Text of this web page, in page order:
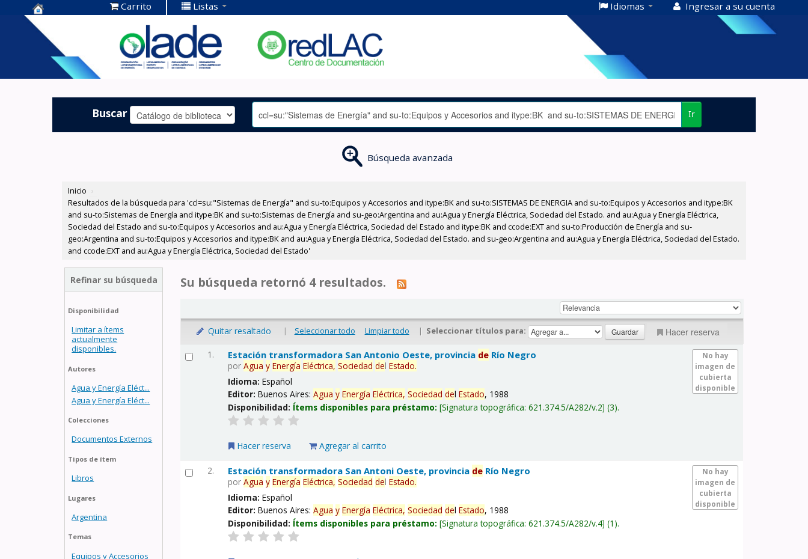
Centro de
Documentación
OLADE -
Carrito Listas Idiomas Ingresar a su cuenta
Buscar Ir
Búsqueda avanzada
Inicio ›
Resultados de la búsqueda para 'ccl=su:"Sistemas de Energía" and su-to:Equipos y Accesorios and itype:BK and su-to:SISTEMAS DE ENERGIA and su-to:Equipos y Accesorios and itype:BK
and su-to:Sistemas de Energía and itype:BK and su-to:Sistemas de Energía and su-geo:Argentina and au:Agua y Energía Eléctrica, Sociedad del Estado. and au:Agua y Energía Eléctrica,
Sociedad del Estado and su-to:Equipos y Accesorios and au:Agua y Energía Eléctrica, Sociedad del Estado and itype:BK and ccode:EXT and su-to:Producción de Energía and su-
geo:Argentina and su-to:Equipos y Accesorios and itype:BK and au:Agua y Energía Eléctrica, Sociedad del Estado. and su-geo:Argentina and au:Agua y Energía Eléctrica, Sociedad del Estado.
and ccode:EXT and au:Agua y Energía Eléctrica, Sociedad del Estado'
Refinar su búsqueda
Disponibilidad
Limitar a ítems
actualmente
disponibles.
Autores
Agua y Energía Eléct...
Agua y Energía Eléct...
Colecciones
Documentos Externos
Tipos de ítem
Libros
Lugares
Argentina
Temas
Equipos y Accesorios
Su búsqueda retornó 4 resultados.
Quitar resaltado | Seleccionar todo Limpiar todo | Seleccionar títulos para: Hacer reserva
1.
No hay
imagen de
cubierta
disponible
Estación transformadora San Antonio Oeste, provincia de Río Negro
porAgua y Energía Eléctrica, Sociedad delEstado.
Idioma:Español
Editor:Buenos Aires:Agua y Energía Eléctrica, Sociedad delEstado, 1988
Disponibilidad: Ítems disponibles para préstamo: Signatura topográfica:621.374.5/A282/v.2 (3).
Hacer reserva Agregar al carrito
2.
No hay
imagen de
cubierta
disponible
Estación transformadora San Antoni Oeste, provincia de Río Negro
porAgua y Energía Eléctrica, Sociedad delEstado.
Idioma:Español
Editor:Buenos Aires:Agua y Energía Eléctrica, Sociedad delEstado, 1988
Disponibilidad: Ítems disponibles para préstamo: Signatura topográfica:621.374.5/A282/v.4 (1).